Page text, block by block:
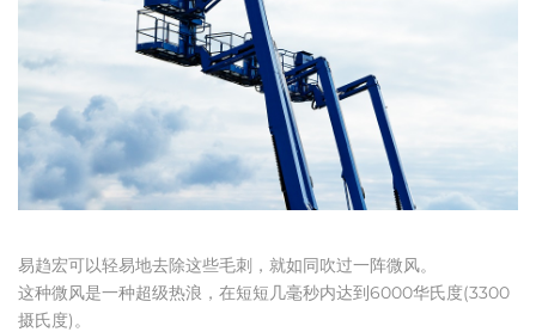
易趋宏可以轻易地去除这些毛刺，就如同吹过一阵微风。
这种微风是一种超级热浪，在短短几毫秒内达到6000华氏度(3300
摄氏度)。